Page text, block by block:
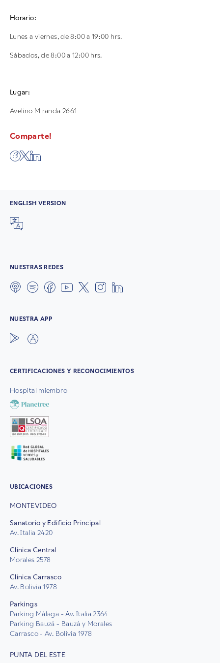
Horario:
Lunes a viernes, de 8:00 a 19:00 hrs.
Sábados, de 8:00 a 12:00 hrs.
Lugar:
Avelino Miranda 2661
Comparte!
ENGLISH VERSION
NUESTRAS REDES
NUESTRA APP
CERTIFICACIONES Y RECONOCIMIENTOS
Hospital miembro
UBICACIONES
MONTEVIDEO
Sanatorio y Edificio Principal
Av. Italia 2420
Clínica Central
Morales 2578
Clínica Carrasco
Av. Bolivia 1978
Parkings
Parking Málaga - Av. Italia 2364
Parking Bauzá - Bauzá y Morales
Carrasco - Av. Bolivia 1978
PUNTA DEL ESTE